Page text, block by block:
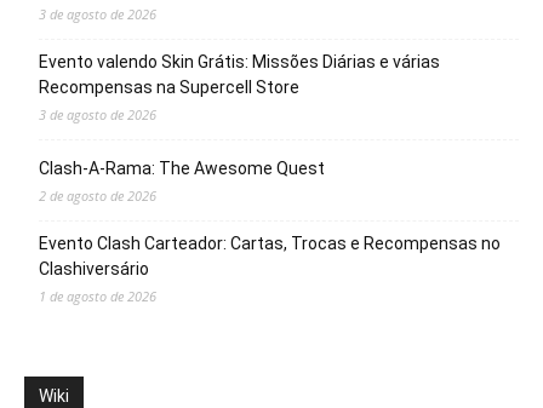
3 de agosto de 2026
Evento valendo Skin Grátis: Missões Diárias e várias
Recompensas na Supercell Store
3 de agosto de 2026
Clash-A-Rama: The Awesome Quest
2 de agosto de 2026
Evento Clash Carteador: Cartas, Trocas e Recompensas no
Clashiversário
1 de agosto de 2026
Wiki